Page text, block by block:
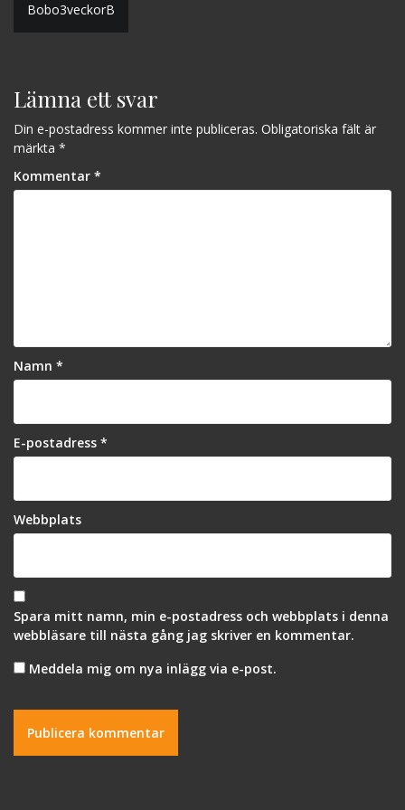
Bobo3veckorB
Lämna ett svar
Din e-postadress kommer inte publiceras. Obligatoriska fält är
märkta *
Kommentar *
Namn *
E-postadress *
Webbplats
Spara mitt namn, min e-postadress och webbplats i denna
webbläsare till nästa gång jag skriver en kommentar.
Meddela mig om nya inlägg via e-post.